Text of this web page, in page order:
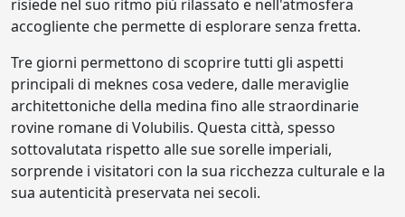
risiede nel suo ritmo più rilassato e nell'atmosfera
accogliente che permette di esplorare senza fretta.
Tre giorni permettono di scoprire tutti gli aspetti
principali di meknes cosa vedere, dalle meraviglie
architettoniche della medina fino alle straordinarie
rovine romane di Volubilis. Questa città, spesso
sottovalutata rispetto alle sue sorelle imperiali,
sorprende i visitatori con la sua ricchezza culturale e la
sua autenticità preservata nei secoli.